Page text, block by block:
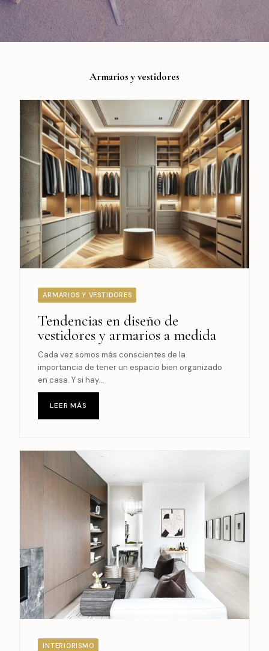
Armarios y vestidores
ARMARIOS Y VESTIDORES
Tendencias en diseño de
vestidores y armarios a medida
Cada vez somos más conscientes de la
importancia de tener un espacio bien organizado
en casa. Y si hay...
LEER MÁS
INTERIORISMO